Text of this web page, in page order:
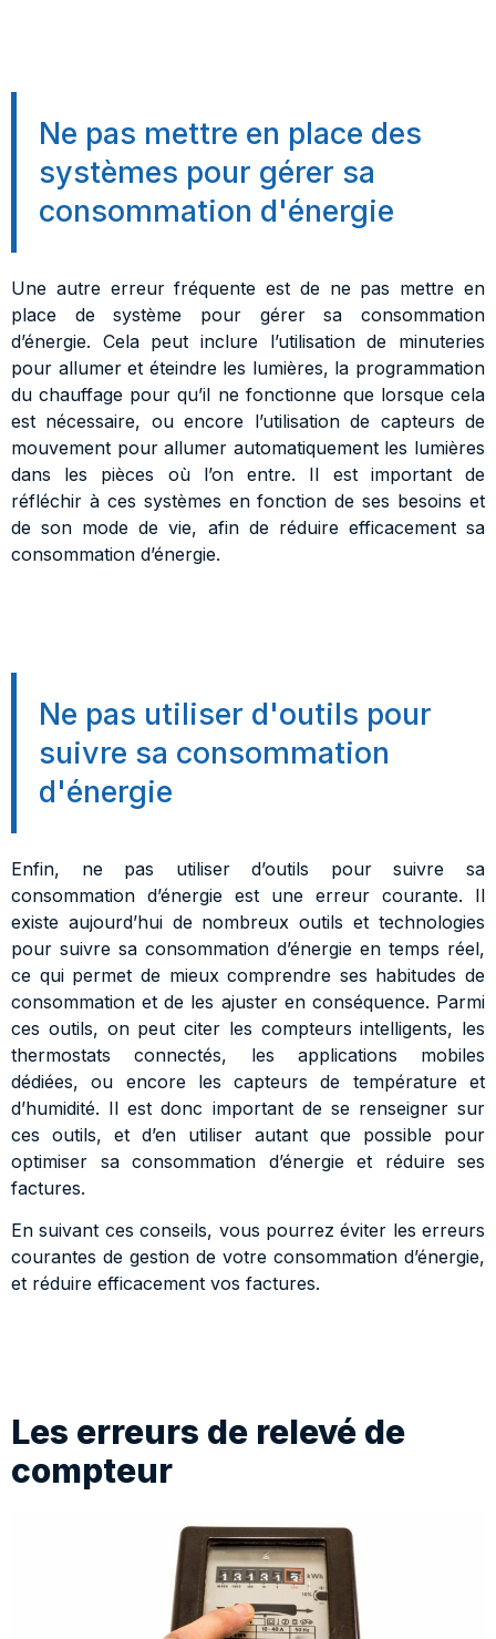
Ne pas mettre en place des
systèmes pour gérer sa
consommation d'énergie
Une autre erreur fréquente est de ne pas mettre en
place de système pour gérer sa consommation
d’énergie. Cela peut inclure l’utilisation de minuteries
pour allumer et éteindre les lumières, la programmation
du chauffage pour qu’il ne fonctionne que lorsque cela
est nécessaire, ou encore l’utilisation de capteurs de
mouvement pour allumer automatiquement les lumières
dans les pièces où l’on entre. Il est important de
réfléchir à ces systèmes en fonction de ses besoins et
de son mode de vie, afin de réduire efficacement sa
consommation d’énergie.
Ne pas utiliser d'outils pour
suivre sa consommation
d'énergie
Enfin, ne pas utiliser d’outils pour suivre sa
consommation d’énergie est une erreur courante. Il
existe aujourd’hui de nombreux outils et technologies
pour suivre sa consommation d’énergie en temps réel,
ce qui permet de mieux comprendre ses habitudes de
consommation et de les ajuster en conséquence. Parmi
ces outils, on peut citer les compteurs intelligents, les
thermostats connectés, les applications mobiles
dédiées, ou encore les capteurs de température et
d’humidité. Il est donc important de se renseigner sur
ces outils, et d’en utiliser autant que possible pour
optimiser sa consommation d’énergie et réduire ses
factures.
En suivant ces conseils, vous pourrez éviter les erreurs
courantes de gestion de votre consommation d’énergie,
et réduire efficacement vos factures.
Les erreurs de relevé de
compteur